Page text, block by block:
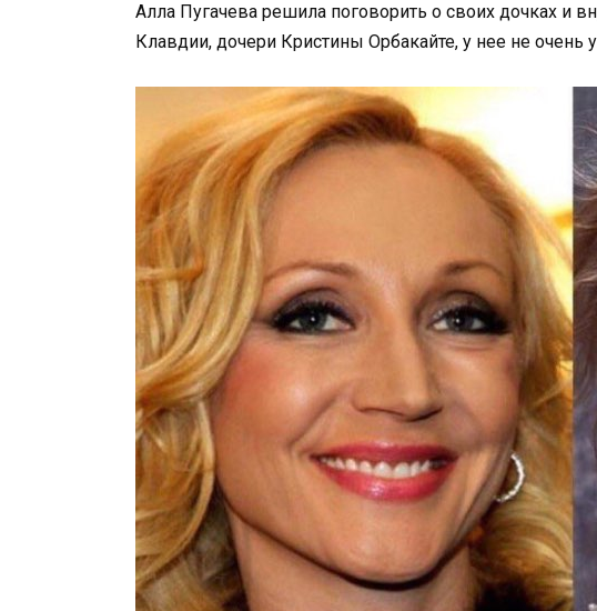
Алла Пугачева решила поговорить о своих дочках и
Клавдии, дочери Кристины Орбакайте, у нее не очень